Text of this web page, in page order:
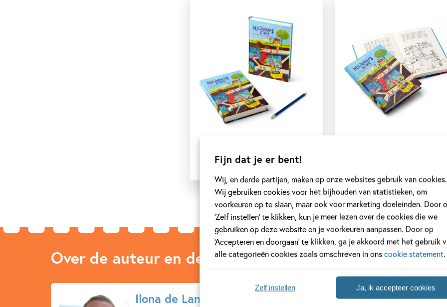
Fijn dat je er bent!
Wij, en derde partijen, maken op onze websites gebruik van cookies.
Wij gebruiken cookies voor het bijhouden van statistieken, om
voorkeuren op te slaan, maar ook voor marketing doeleinden. Door
‘Zelf instellen’ te klikken, kun je meer lezen over de cookies die we
gebruiken op deze website en je voorkeuren aanpassen. Door op
‘Accepteren en doorgaan’ te klikken, ga je akkoord met het gebruik
alle categorieën cookies zoals omschreven in onscookie statement.
Ja, ik accepteer cookies
Zelf instellen
Over de auteur en de illustrator
Ilona de Lange